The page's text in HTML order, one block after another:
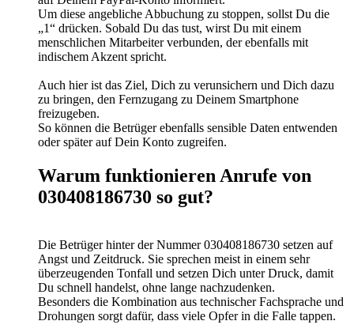
Um diese angebliche Abbuchung zu stoppen, sollst Du die
„1“ drücken. Sobald Du das tust, wirst Du mit einem
menschlichen Mitarbeiter verbunden, der ebenfalls mit
indischem Akzent spricht.
Auch hier ist das Ziel, Dich zu verunsichern und Dich dazu
zu bringen, den Fernzugang zu Deinem Smartphone
freizugeben.
So können die Betrüger ebenfalls sensible Daten entwenden
oder später auf Dein Konto zugreifen.
Warum funktionieren Anrufe von
030408186730 so gut?
Die Betrüger hinter der Nummer 030408186730 setzen auf
Angst und Zeitdruck. Sie sprechen meist in einem sehr
überzeugenden Tonfall und setzen Dich unter Druck, damit
Du schnell handelst, ohne lange nachzudenken.
Besonders die Kombination aus technischer Fachsprache und
Drohungen sorgt dafür, dass viele Opfer in die Falle tappen.